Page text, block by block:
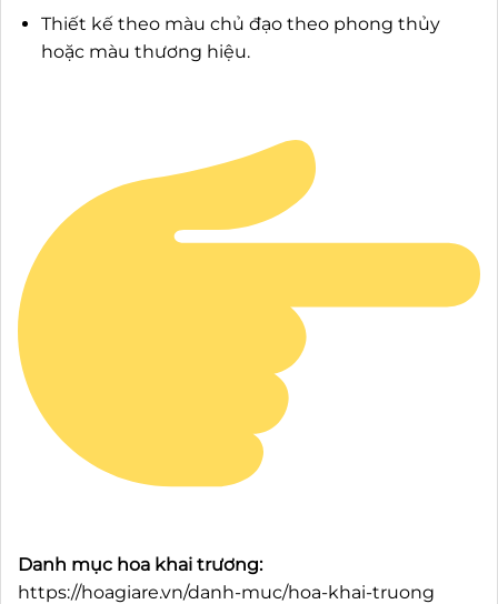
Thiết kế theo màu chủ đạo theo phong thủy
hoặc màu thương hiệu.
Danh mục hoa khai trương:
https://hoagiare.vn/danh-muc/hoa-khai-truong